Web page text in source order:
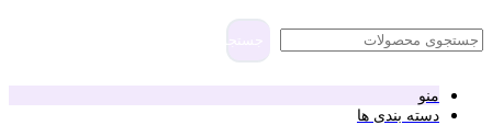
منو
دسته بندی ها